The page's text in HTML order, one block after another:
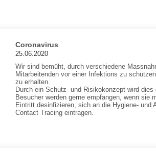
Coronavirus
25.06.2020
Wir sind bemüht, durch verschiedene
Mitarbeitenden vor einer Infektions zu
zu erhalten.
Durch ein Schutz- und Risikokonzept wird dies
Besucher werden gerne empfangen, wenn sie
Eintritt desinfizieren, sich an die Hygiene- und
Contact Tracing eintragen.